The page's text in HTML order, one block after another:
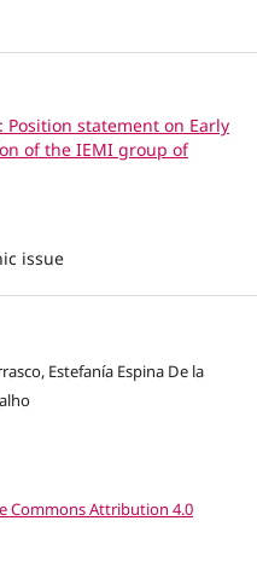
Position statement on Early
of the IEMI group of
issue
Estefanía Espina De la
Commons Attribution 4.0